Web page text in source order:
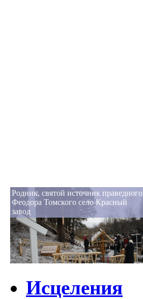
Родник, святой источник праведного
Феодора Томского село Красный
завод
Исцеления